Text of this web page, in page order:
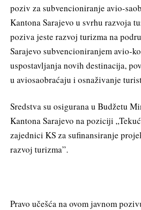
poziv za subvencioniranje avio-
Kantona Sarajevo u svrhu razvoja
poziva jeste razvoj turizma na
Sarajevo subvencioniranjem avio-
uspostavljanja novih destinacija,
u aviosaobraćaju i osnaživanje
Sredstva su osigurana u Budžetu
Kantona Sarajevo na poziciji
zajednici KS za sufinansiranje
razvoj turizma”.
Pravo učešća na ovom javnom